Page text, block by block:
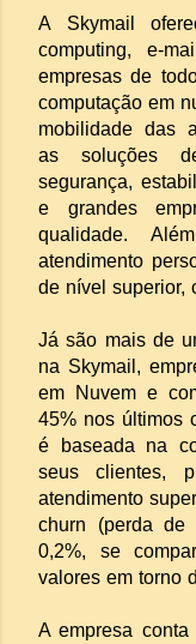
A Skymail
computing, e-
empresas de
computação em
mobilidade das
as soluções
segurança,
e grandes
qualidade.
atendimento
de nível superior,
Já são mais de
na Skymail,
em Nuvem e
45% nos últimos
é baseada na
seus clientes,
atendimento
churn (perda de
0,2%, se
valores em torno
A empresa